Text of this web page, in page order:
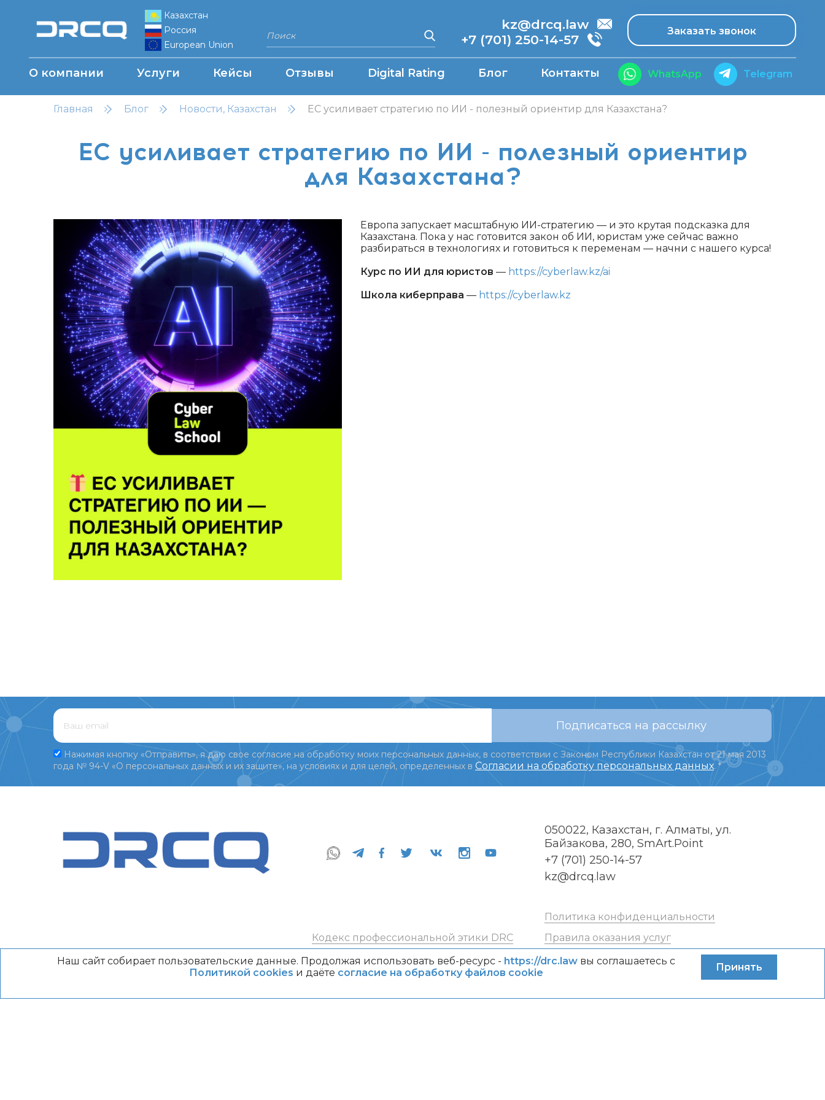
Казахстан
Россия
European Union
kz@drcq.law
+7 (701) 250-14-57
Заказать звонок
О компании Услуги Кейсы Отзывы Digital Rating Блог Контакты WhatsApp Telegram
Главная Блог Новости, Казахстан ЕС усиливает стратегию по ИИ - полезный ориентир для Казахстана?
ЕС усиливает стратегию по ИИ - полезный ориентир
для Казахстана?
Европа запускает масштабную ИИ-стратегию — и это крутая подсказка для
Казахстана. Пока у нас готовится закон об ИИ, юристам уже сейчас важно
разбираться в технологиях и готовиться к переменам — начни с нашего курса!
Курс по ИИ для юристов — https://cyberlaw.kz/ai
Школа киберправа — https://cyberlaw.kz
Подписаться на рассылку
Нажимая кнопку «Отправить», я даю свое согласие на обработку моих персональных данных, в соответствии с Законом Республики Казахстан от 21 мая 2013
года № 94-V «О персональных данных и их защите», на условиях и для целей, определенных в Согласии на обработку персональных данных. *
050022, Казахстан, г. Алматы, ул.
Байзакова, 280, SmArt.Point
+7 (701) 250-14-57
kz@drcq.law
Политика конфиденциальности
Кодекс профессиональной этики DRC
Правила оказания услуг
Наш сайт собирает пользовательские данные. Продолжая использовать веб-ресурс - https://drc.lawвы соглашаетесь с
Политикой cookies и даёте согласие на обработку файлов cookie Принять